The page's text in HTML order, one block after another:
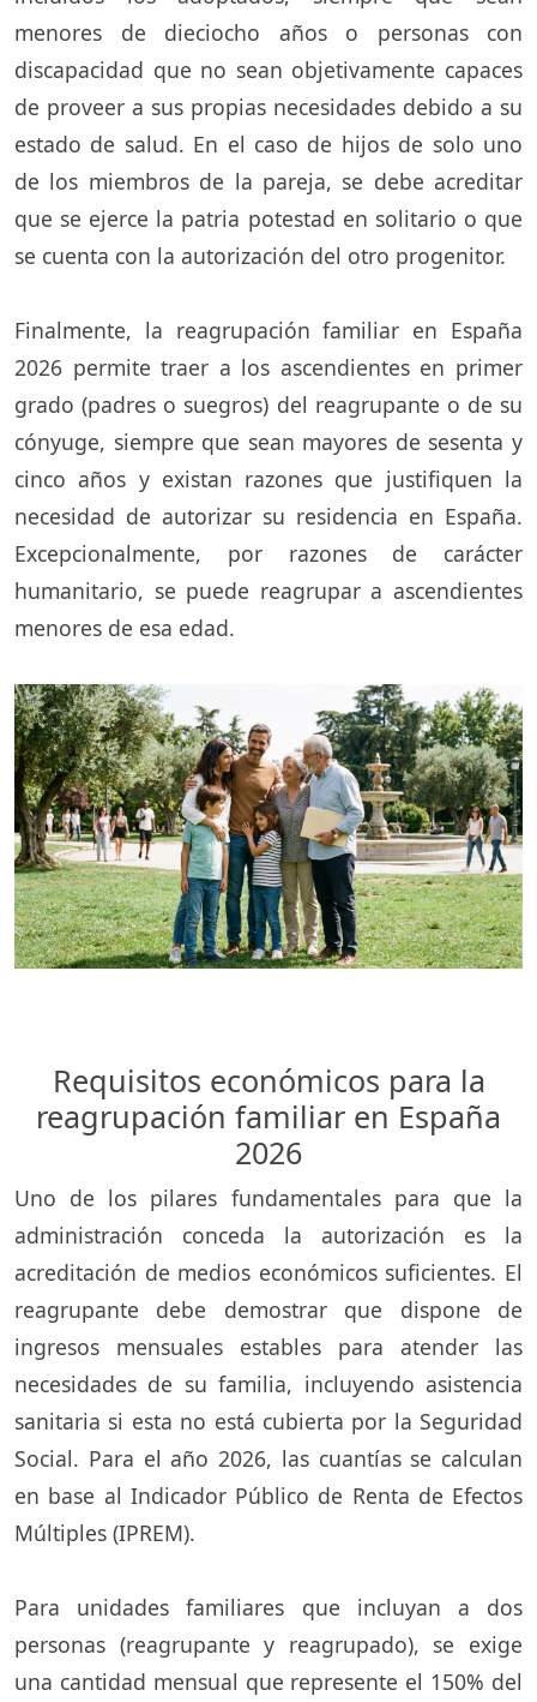
menores de dieciocho años o personas con
discapacidad que no sean objetivamente capaces
de proveer a sus propias necesidades debido a su
estado de salud. En el caso de hijos de solo uno
de los miembros de la pareja, se debe acreditar
que se ejerce la patria potestad en solitario o que
se cuenta con la autorización del otro progenitor.
Finalmente, la reagrupación familiar en España
2026 permite traer a los ascendientes en primer
grado (padres o suegros) del reagrupante o de su
cónyuge, siempre que sean mayores de sesenta y
cinco años y existan razones que justifiquen la
necesidad de autorizar su residencia en España.
Excepcionalmente, por razones de carácter
humanitario, se puede reagrupar a ascendientes
menores de esa edad.
Requisitos económicos para la
reagrupación familiar en España
2026
Uno de los pilares fundamentales para que la
administración conceda la autorización es la
acreditación de medios económicos suficientes. El
reagrupante debe demostrar que dispone de
ingresos mensuales estables para atender las
necesidades de su familia, incluyendo asistencia
sanitaria si esta no está cubierta por la Seguridad
Social. Para el año 2026, las cuantías se calculan
en base al Indicador Público de Renta de Efectos
Múltiples (IPREM).
Para unidades familiares que incluyan a dos
personas (reagrupante y reagrupado), se exige
una cantidad mensual que represente el 150% del